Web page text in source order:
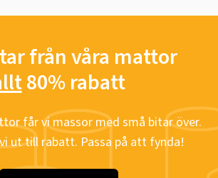
från våra mattor
80% rabatt
får vi massor med små bitar över.
ut till rabatt. Passa på att fynda!